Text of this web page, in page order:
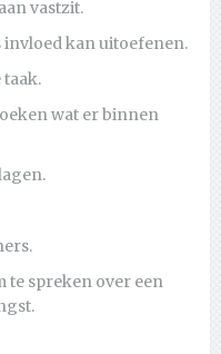
vastzit.
kan uitoefenen.
taak.
wat er binnen
te spreken over een